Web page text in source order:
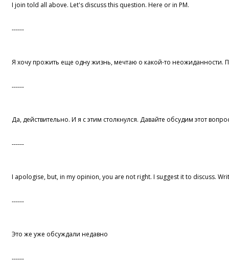
I join told all above. Let's discuss this question. Here or in PM.
------
Я хочу прожить еще одну жизнь, мечтаю о какой-то неожиданности.
------
Да, действительно. И я с этим столкнулся. Давайте обсудим этот
------
I apologise, but, in my opinion, you are not right. I suggest it to discuss.
------
Это же уже обсуждали недавно
------